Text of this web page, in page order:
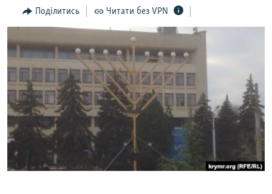
Перейти
до
пошуку
ПОГЛЯД
ВСЕ ЗА ДЕНЬ
СПЕЦПРОЕКТИ
ДЕПОРТАЦІЯ
ВІДЕОУРОКИ «ELIFBE»
СВІДЧЕННЯ ОКУПАЦІЇ
УКРАЇНСЬКА ПРОБЛЕМА КРИМУ
ЯК ОБІЙТИ БЛОКУВАННЯ
Русский
Qırımtatar
Поділитись Читати без VPN